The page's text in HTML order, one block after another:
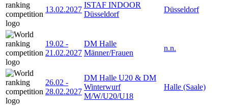
13.02.2027
ISTAF INDOOR
Düsseldorf
Düsseldorf
19.02 -
21.02.2027
DM Halle
Männer/Frauen
n.n.
26.02 -
28.02.2027
DM Halle U20 & DM
Winterwurf
M/W/U20/U18
Halle (Saale)